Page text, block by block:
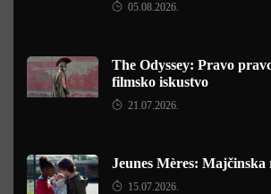
05.08.2026.
The Odyssey: Pravo
filmsko iskustvo
21.07.2026.
Jeunes Mères: Majčinska
15.07.2026.